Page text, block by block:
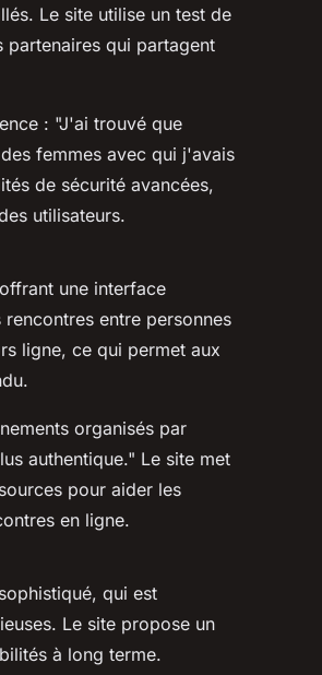
Le site utilise un test de
qui partagent
: "J'ai trouvé que
femmes avec qui j'avais
de sécurité avancées,
utilisateurs.
une interface
entre personnes
ligne, ce qui permet aux
organisés par
authentique." Le site met
pour aider les
en ligne.
qui est
Le site propose un
à long terme.